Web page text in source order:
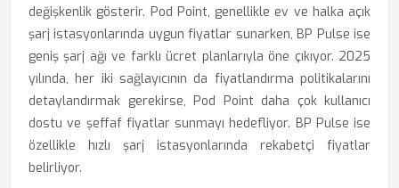
değişkenlik gösterir. Pod Point, genellikle ev ve halka açık
şarj istasyonlarında uygun fiyatlar sunarken, BP Pulse ise
geniş şarj ağı ve farklı ücret planlarıyla öne çıkıyor. 2025
yılında, her iki sağlayıcının da fiyatlandırma politikalarını
detaylandırmak gerekirse, Pod Point daha çok kullanıcı
dostu ve şeffaf fiyatlar sunmayı hedefliyor. BP Pulse ise
özellikle hızlı şarj istasyonlarında rekabetçi fiyatlar
belirliyor.